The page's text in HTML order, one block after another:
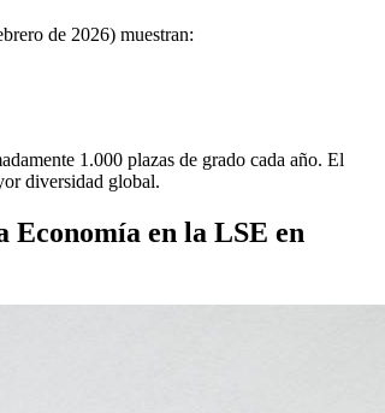
de 2026) muestran:
1.000 plazas de grado cada año. El
diversidad global.
Economía en la LSE en